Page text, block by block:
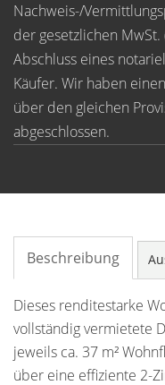
Nachweis-/
der gesetzlichen
Abschluss eines
Käufer. Wir haben
über den gleichen
abgeschlossen.
Beschreibung
Dieses renditestarke
vollständig vermietete
jeweils ca. 37 m²
über eine effiziente 2-